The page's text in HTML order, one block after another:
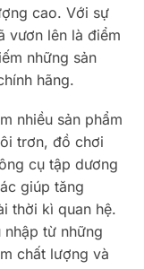
cao. Với sự
vươn lên là điểm
những sản
hãng.
nhiều sản phẩm
trơn, đồ chơi
cụ tập dương
giúp tăng
thời kì quan hệ.
từ những
chất lượng và